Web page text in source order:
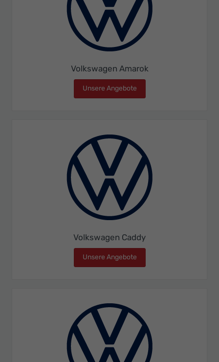
Volkswagen Amarok
Unsere Angebote
Volkswagen Caddy
Unsere Angebote